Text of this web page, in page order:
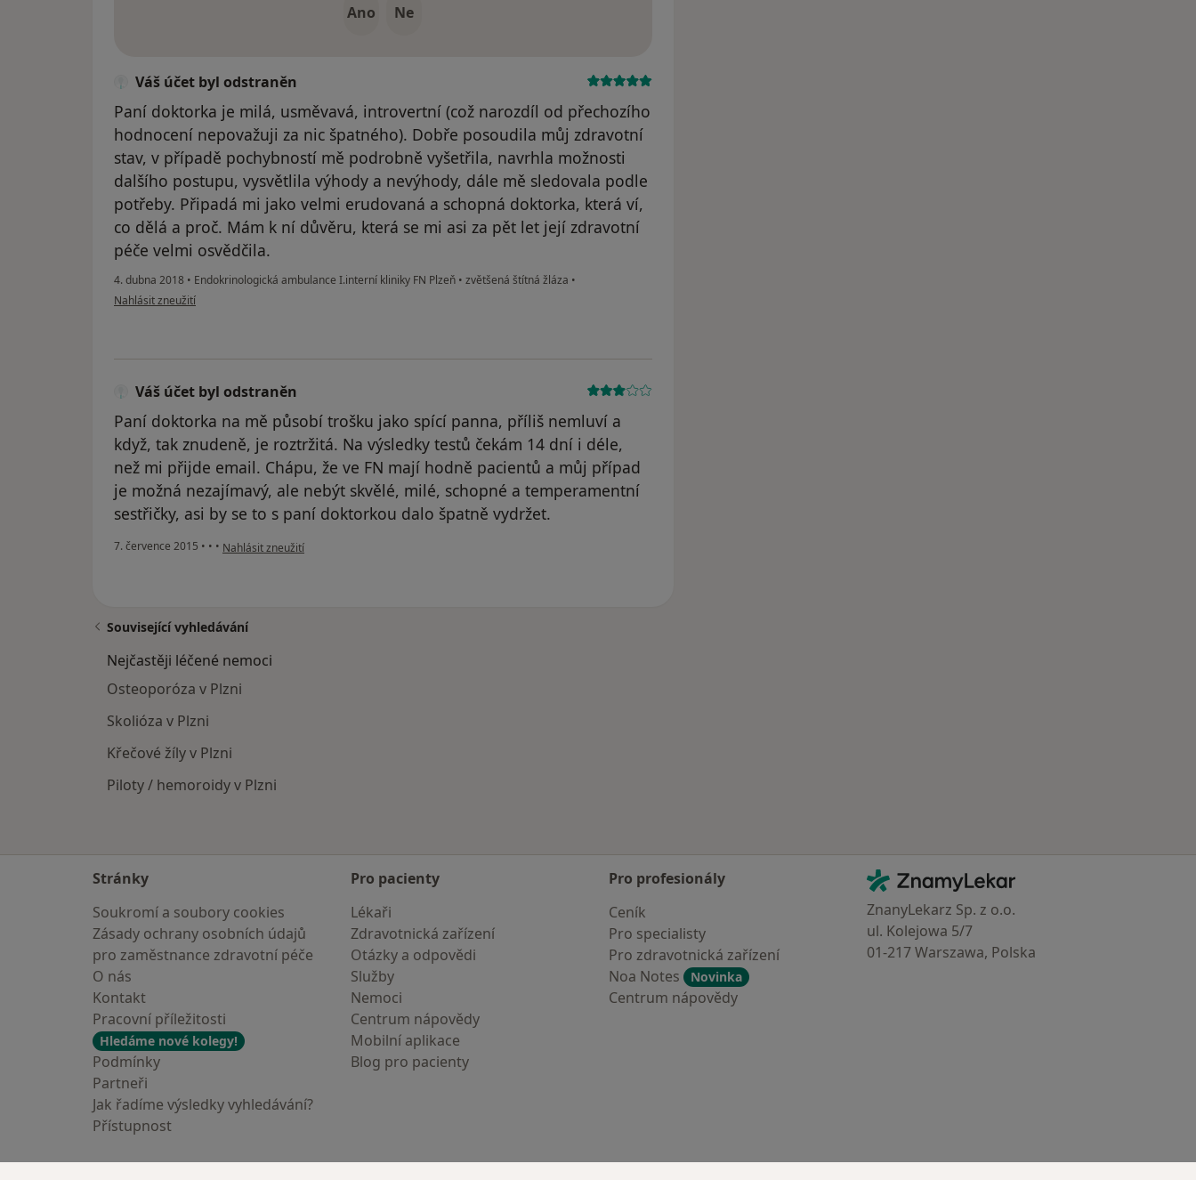
Ano Ne
Váš účet byl odstraněn
Paní doktorka je milá, usměvavá, introvertní (což narozdíl od přechozího
hodnocení nepovažuji za nic špatného). Dobře posoudila můj zdravotní
stav, v případě pochybností mě podrobně vyšetřila, navrhla možnosti
dalšího postupu, vysvětlila výhody a nevýhody, dále mě sledovala podle
potřeby. Připadá mi jako velmi erudovaná a schopná doktorka, která ví,
co dělá a proč. Mám k ní důvěru, která se mi asi za pět let její zdravotní
péče velmi osvědčila.
4. dubna 2018 • Endokrinologická ambulance I.interní kliniky FN Plzeň • zvětšená štítná žláza •
podle názoru uživatele Váš účet byl odstraněn
Nahlásit zneužití
Váš účet byl odstraněn
Paní doktorka na mě působí trošku jako spící panna, příliš nemluví a
když, tak znudeně, je roztržitá. Na výsledky testů čekám 14 dní i déle,
než mi přijde email. Chápu, že ve FN mají hodně pacientů a můj případ
je možná nezajímavý, ale nebýt skvělé, milé, schopné a temperamentní
sestřičky, asi by se to s paní doktorkou dalo špatně vydržet.
7. července 2015 • • • podle názoru uživatele Váš účet byl odstraněn
Nahlásit zneužití
Související vyhledávání
Nejčastěji léčené nemoci
Osteoporóza v Plzni
Skolióza v Plzni
Křečové žíly v Plzni
Piloty / hemoroidy v Plzni
Stránky
Soukromí a soubory cookies
Zásady ochrany osobních údajů
pro zaměstnance zdravotní péče
O nás
Kontakt
Pracovní příležitosti
Hledáme nové kolegy!
Podmínky
Partneři
Jak řadíme výsledky vyhledávání?
Přístupnost
Pro pacienty
Lékaři
Zdravotnická zařízení
Otázky a odpovědi
Služby
Nemoci
Centrum nápovědy
Mobilní aplikace
Blog pro pacienty
Pro profesionály
Ceník
Pro specialisty
Pro zdravotnická zařízení
Noa Notes
Novinka
Centrum nápovědy
Kontakt
ZnamyLekar - Hlavní stránka
ZnanyLekarz Sp. z o.o.
ul. Kolejowa 5/7
01-217 Warszawa, Polska